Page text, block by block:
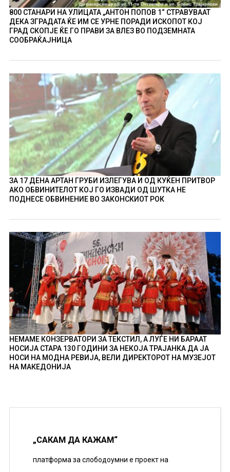
800 СТАНАРИ НА УЛИЦАТА „АНТОН ПОПОВ 1“ СТРАВУВААТ
ДЕКА ЗГРАДАТА ЌЕ ИМ СЕ УРНЕ ПОРАДИ ИСКОПОТ КОЈ
ГРАД СКОПЈЕ ЌЕ ГО ПРАВИ ЗА ВЛЕЗ ВО ПОДЗЕМНАТА
СООБРАЌАЈНИЦА
ЗА 17 ДЕНА АРТАН ГРУБИ ИЗЛЕГУВА И ОД КУЌЕН ПРИТВОР
АКО ОБВИНИТЕЛОТ КОЈ ГО ИЗВАДИ ОД ШУТКА НЕ
ПОДНЕСЕ ОБВИНЕНИЕ ВО ЗАКОНСКИОТ РОК
НЕМАМЕ КОНЗЕРВАТОРИ ЗА ТЕКСТИЛ, А ЛУЃЕ НИ БАРААТ
НОСИЈА СТАРА 130 ГОДИНИ ЗА НЕКОЈА ТРАЈАНКА ДА ЈА
НОСИ НА МОДНА РЕВИЈА, ВЕЛИ ДИРЕКТОРОТ НА МУЗЕЈОТ
НА МАКЕДОНИЈА
„САКАМ ДА КАЖАМ“
платформа за слободоумни е проект на